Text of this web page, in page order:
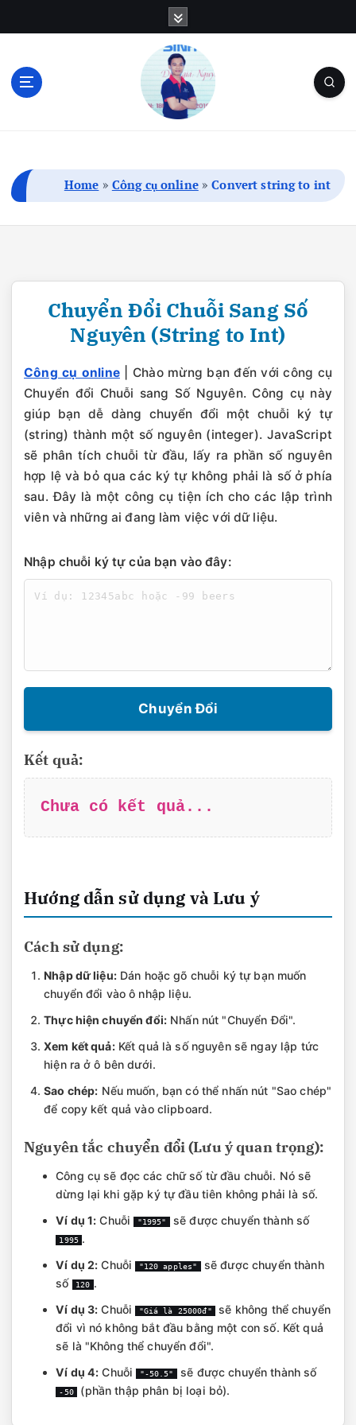
t
Home » Công cụ online»Convert string to int
Chuyển Đổi Chuỗi Sang Số
Nguyên (String to Int)
Công cụ online| Chào mừng bạn đến với công cụ
Chuyển đổi Chuỗi sang Số Nguyên. Công cụ này
giúp bạn dễ dàng chuyển đổi một chuỗi ký tự
(string) thành một số nguyên (integer). JavaScript
sẽ phân tích chuỗi từ đầu, lấy ra phần số nguyên
hợp lệ và bỏ qua các ký tự không phải là số ở phía
sau. Đây là một công cụ tiện ích cho các lập trình
viên và những ai đang làm việc với dữ liệu.
Nhập chuỗi ký tự của bạn vào đây:
Chuyển Đổi
Kết quả:
Chưa có kết quả...
Hướng dẫn sử dụng và Lưu ý
Cách sử dụng:
Nhập dữ liệu:Dán hoặc gõ chuỗi ký tự bạn muốn
chuyển đổi vào ô nhập liệu.
Thực hiện chuyển đổi: Nhấn nút "Chuyển Đổi".
Xem kết quả:Kết quả là số nguyên sẽ ngay lập tức
hiện ra ở ô bên dưới.
Sao chép: Nếu muốn, bạn có thể nhấn nút "Sao chép"
để copy kết quả vào clipboard.
Nguyên tắc chuyển đổi (Lưu ý quan trọng):
Công cụ sẽ đọc các chữ số từ đầu chuỗi. Nó sẽ
dừng lại khi gặp ký tự đầu tiên không phải là số.
Ví dụ 1: Chuỗi "1995" sẽ được chuyển thành số
1995 .
Ví dụ 2: Chuỗi "120 apples" sẽ được chuyển thành
số
120 .
Ví dụ 3: Chuỗi "Giá là 25000đ"
sẽ không thể chuyển
đổi vì nó không bắt đầu bằng một con số. Kết quả
sẽ là "Không thể chuyển đổi".
Ví dụ 4: Chuỗi "-50.5" sẽ được chuyển thành số
-50 (phần thập phân bị loại bỏ).